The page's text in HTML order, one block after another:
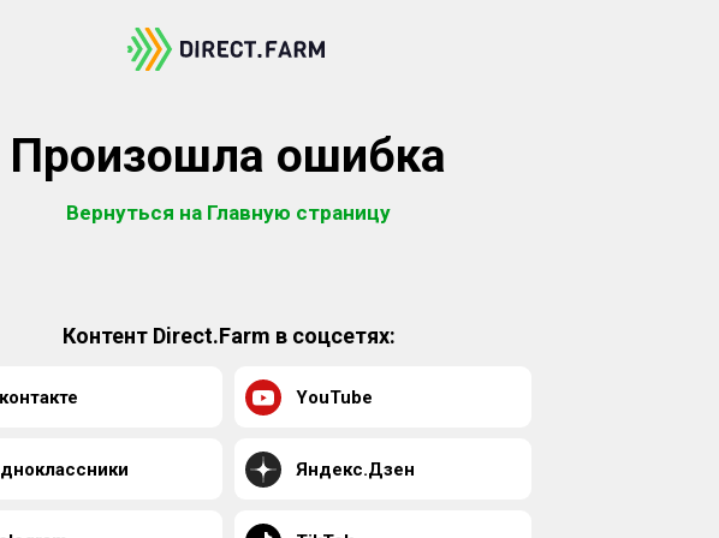
Произошла ошибка
Вернуться на Главную страницу
Контент Direct.Farm в соцсетях:
YouTube
Яндекс.Дзен